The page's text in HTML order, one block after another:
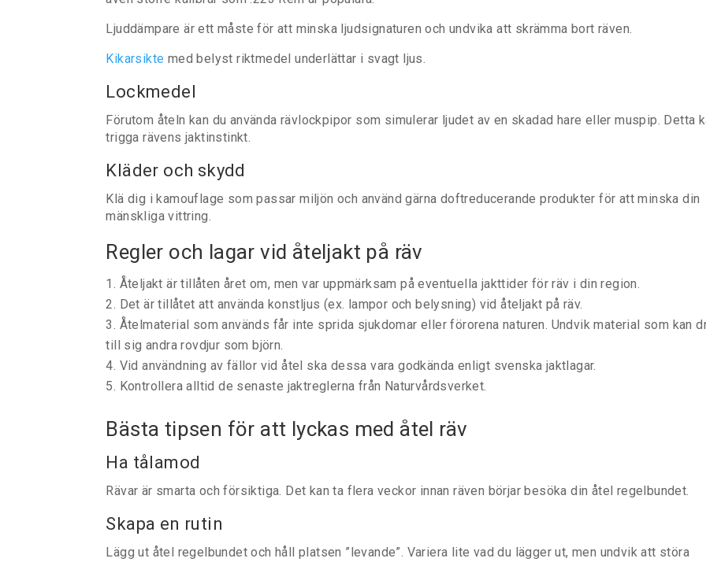
Ljuddämpare är ett måste för att minska ljudsignaturen och undvika att skrämma bort räven.
Kikarsikte med belyst riktmedel underlättar i svagt ljus.
Lockmedel
Förutom åteln kan du använda rävlockpipor som simulerar ljudet av en skadad hare eller muspip. Detta
trigga rävens jaktinstinkt.
Kläder och skydd
Klä dig i kamouflage som passar miljön och använd gärna doftreducerande produkter för att minska din
mänskliga vittring.
Regler och lagar vid åteljakt på räv
Åteljakt är tillåten året om, men var uppmärksam på eventuella jakttider för räv i din region.
Det är tillåtet att använda konstljus (ex. lampor och belysning) vid åteljakt på räv.
Åtelmaterial som används får inte sprida sjukdomar eller förorena naturen. Undvik material som kan
till sig andra rovdjur som björn.
Vid användning av fällor vid åtel ska dessa vara godkända enligt svenska jaktlagar.
Kontrollera alltid de senaste jaktreglerna från Naturvårdsverket.
Bästa tipsen för att lyckas med åtel räv
Ha tålamod
Rävar är smarta och försiktiga. Det kan ta flera veckor innan räven börjar besöka din åtel regelbundet.
Skapa en rutin
Lägg ut åtel regelbundet och håll platsen ”levande”. Variera lite vad du lägger ut, men undvik att störa